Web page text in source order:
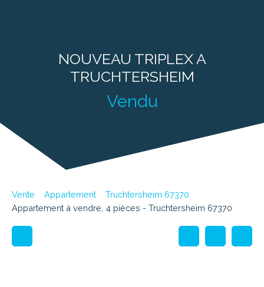
NOUVEAU TRIPLEX A
TRUCHTERSHEIM
Vendu
Vente Appartement
Truchtersheim 67370
Appartement à vendre, 4 pièces - Truchtersheim 67370